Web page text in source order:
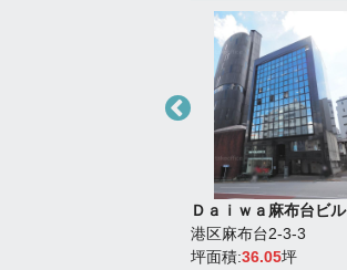
Ｄａｉｗａ麻布台ビル
港区麻布台2-3-3
坪面積:36.05坪